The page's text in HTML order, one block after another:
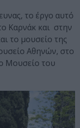
το έργο αυτό
Καρνάκ και στην
το μουσείο της
Αθηνών, στο
Μουσείο του